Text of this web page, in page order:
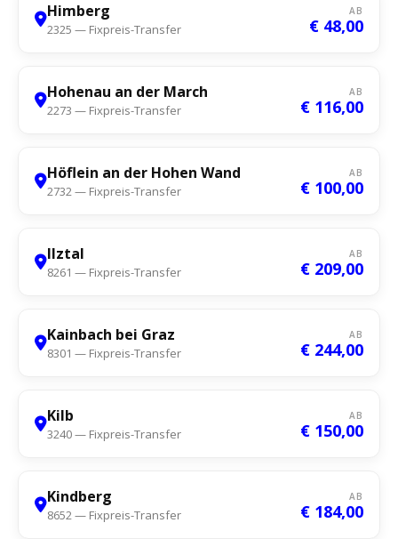
Himberg
2325 — Fixpreis-Transfer
AB
€ 48,00
Hohenau an der March
2273 — Fixpreis-Transfer
AB
€ 116,00
Höflein an der Hohen Wand
2732 — Fixpreis-Transfer
AB
€ 100,00
Ilztal
8261 — Fixpreis-Transfer
AB
€ 209,00
Kainbach bei Graz
8301 — Fixpreis-Transfer
AB
€ 244,00
Kilb
3240 — Fixpreis-Transfer
AB
€ 150,00
Kindberg
8652 — Fixpreis-Transfer
AB
€ 184,00